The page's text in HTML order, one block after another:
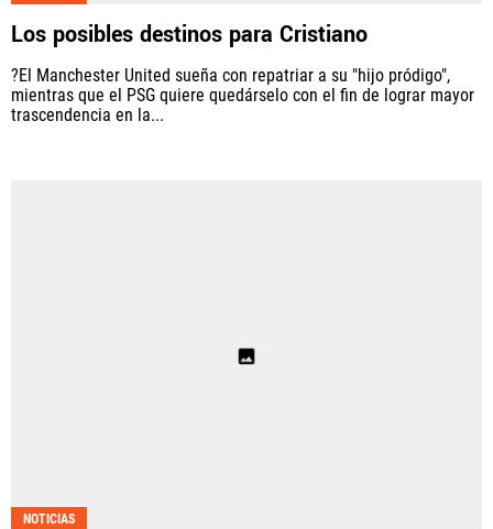
Los posibles destinos para Cristiano
?El Manchester United sueña con repatriar a su "hijo pródigo",
mientras que el PSG quiere quedárselo con el fin de lograr mayor
trascendencia en la...
NOTICIAS